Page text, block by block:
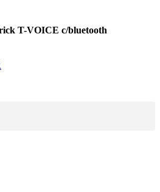
T-VOICE c/bluetooth